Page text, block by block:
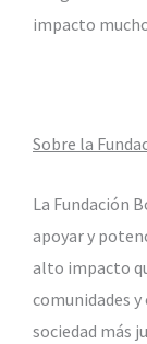
impacto
Sobre la
La Fundación
apoyar y
alto impacto
comunidades
sociedad más